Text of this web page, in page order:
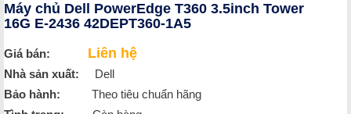
Máy chủ Dell PowerEdge T360 3.5inch Tower
16G E-2436 42DEPT360-1A5
Giá bán: Liên hệ
Nhà sản xuất: Dell
Bảo hành: Theo tiêu chuẩn hãng